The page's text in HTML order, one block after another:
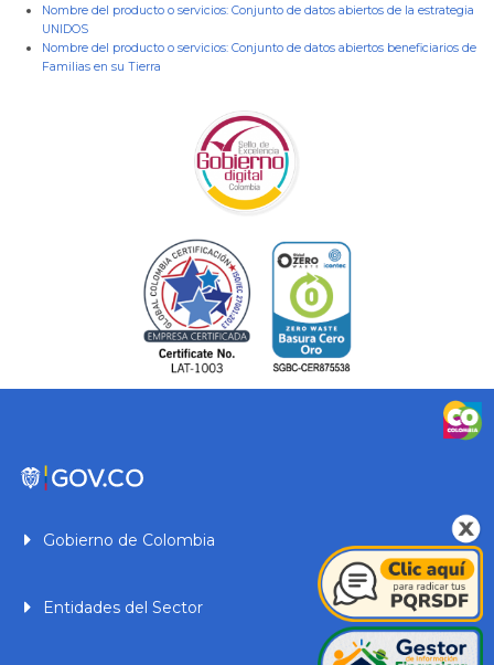
Nombre del producto o servicios: Conjunto de datos abiertos de la estrategia
UNIDOS
Nombre del producto o servicios: Conjunto de datos abiertos beneficiarios de
Familias en su Tierra
Gobierno de Colombia
Entidades del Sector